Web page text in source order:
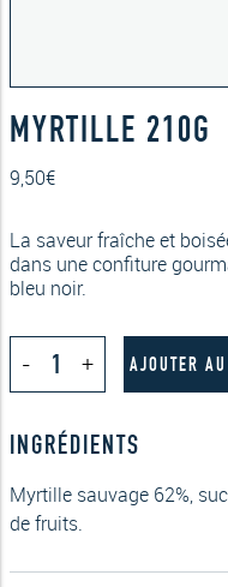
MYRTILLE 210G
9,50€
La saveur fraîche et
dans une confiture
bleu noir.
-
quantité
de + AJOUTER
INGRÉDIENTS
Myrtille sauvage 62%,
de fruits.